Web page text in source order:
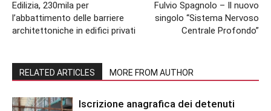
Edilizia, 230mila per
l’abbattimento delle barriere
architettoniche in edifici privati
Fulvio Spagnolo – Il nuovo
singolo “Sistema Nervoso
Centrale Profondo”
RELATED ARTICLES MORE FROM AUTHOR
Iscrizione anagrafica dei detenuti